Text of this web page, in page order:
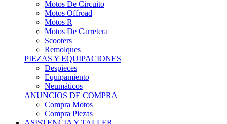
Motos R
Motos De Carretera
Scooters
Remolques
PIEZAS Y EQUIPACIONES
Despieces
Equipamiento
Neumáticos
ANUNCIOS DE COMPRA
Compra Motos
Compra Piezas
ASISTENCIA Y TALLER
ASISTENCIA Y TALLER